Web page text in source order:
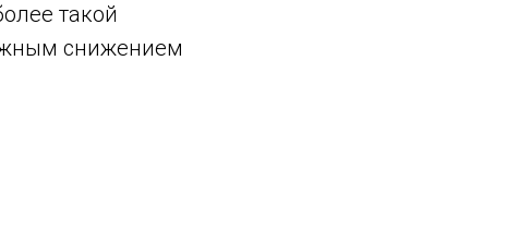
такой
снижением